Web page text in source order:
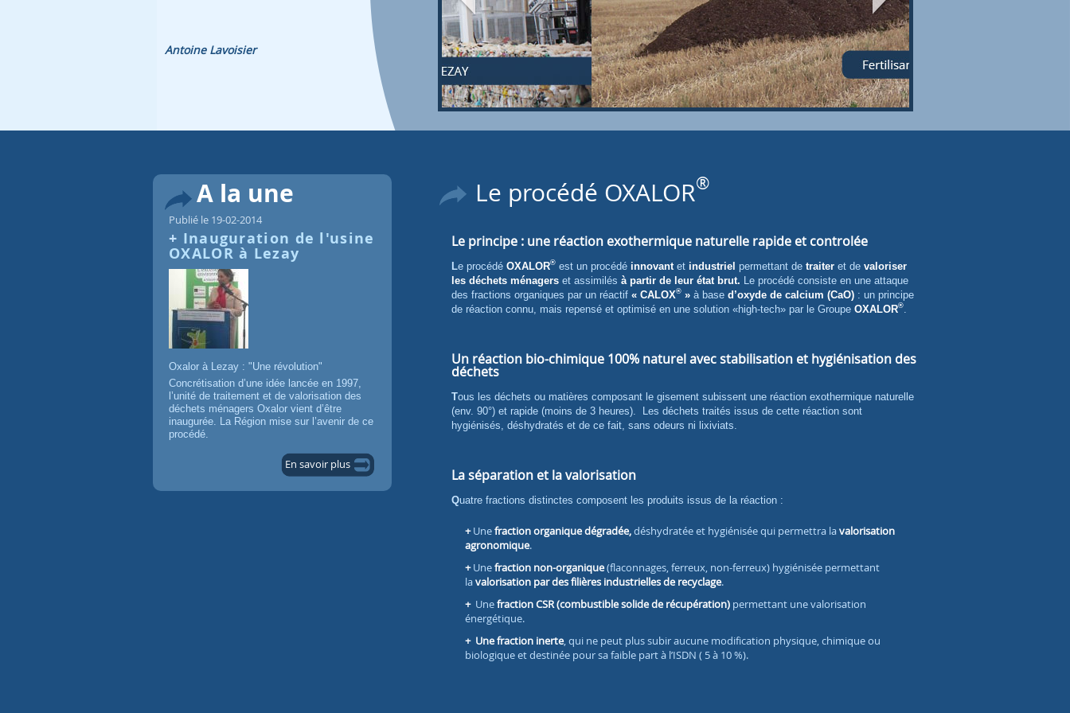
pour la transformer en fertilisant.
A la une
Publié le 19-02-2014
Inauguration de l'usine
OXALOR à Lezay
Oxalor à Lezay : "Une révolution"
Concrétisation d’une idée lancée en 1997,
l’unité de traitement et de valorisation des
déchets ménagers Oxalor vient d’être
inaugurée. La Région mise sur l’avenir de ce
procédé.
En savoir plus
Le procédé OXALOR®
Le principe : une réaction exothermique naturelle rapide et controlée
Le procédé OXALOR® est un procédé innovantet industriel permettant de traiter et de valoriser
les déchets ménagers et assimilés à partir de leur état brut. Le procédé consiste en une attaque
des fractions organiques par un réactif « CALOX® » à base d’oxyde de calcium (CaO) : un principe
de réaction connu, mais repensé et optimisé en une solution «high-tech» par le Groupe OXALOR®.
Un réaction bio-chimique 100% naturel avec stabilisation et hygiénisation des
déchets
Tous les déchets ou matières composant le gisement subissent une réaction exothermique naturelle
(env. 90°) et rapide (moins de 3 heures). Les déchets traités issus de cette réaction sont
hygiénisés, déshydratés et de ce fait, sans odeurs ni lixiviats.
La séparation et la valorisation
Quatre fractions distinctes composent les produits issus de la réaction :
Unefraction organique dégradée,déshydratée et hygiénisée qui permettra lavalorisation
agronomique.
Unefraction non-organique(flaconnages, ferreux, non-ferreux) hygiénisée permettant
lavalorisation par des filières industrielles de recyclage.
Unefraction CSR (combustible solide de récupération) permettant une valorisation
énergétique.
Une fraction inerte, qui ne peut plus subir aucune modification physique, chimique ou
biologique et destinée pour sa faible part à l’ISDN ( 5 à 10 %).